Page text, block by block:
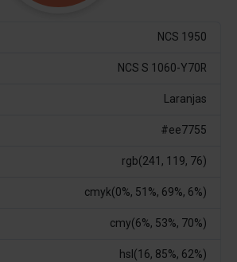
NCS 1950
NCS S 1060-Y70R
Laranjas
#ee7755
rgb(241, 119, 76)
cmyk(0%, 51%, 69%, 6%)
cmy(6%, 53%, 70%)
hsl(16, 85%, 62%)